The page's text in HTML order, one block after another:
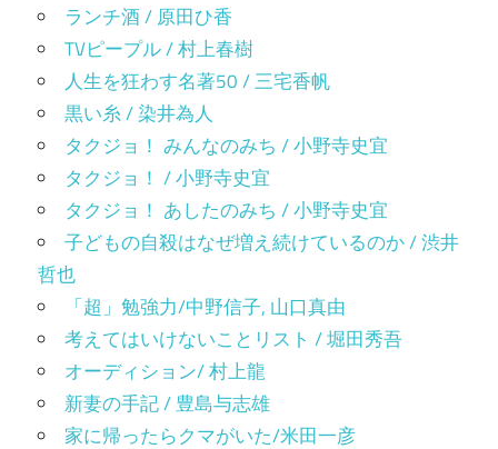
ランチ酒 / 原田ひ香
TVピープル / 村上春樹
人生を狂わす名著50 / 三宅香帆
黒い糸 / 染井為人
タクジョ！ みんなのみち / 小野寺史宜
タクジョ！ / 小野寺史宜
タクジョ！ あしたのみち / 小野寺史宜
子どもの自殺はなぜ増え続けているのか / 渋井
哲也
「超」勉強力/中野信子, 山口真由
考えてはいけないことリスト / 堀田秀吾
オーディション/ 村上龍
新妻の手記 / 豊島与志雄
家に帰ったらクマがいた/米田一彦